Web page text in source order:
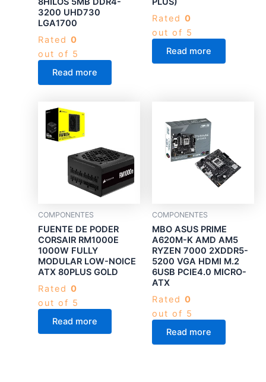
3200 UHD730
LGA1700
Rated 0
out of 5
Read more
Rated 0
out of 5
Read more
COMPONENTES
FUENTE DE PODER
CORSAIR RM1000E
1000W FULLY
MODULAR LOW-NOICE
ATX 80PLUS GOLD
Rated 0
out of 5
Read more
COMPONENTES
MBO ASUS PRIME
A620M-K AMD AM5
RYZEN 7000 2XDDR5-
5200 VGA HDMI M.2
6USB PCIE4.0 MICRO-
ATX
Rated 0
out of 5
Read more